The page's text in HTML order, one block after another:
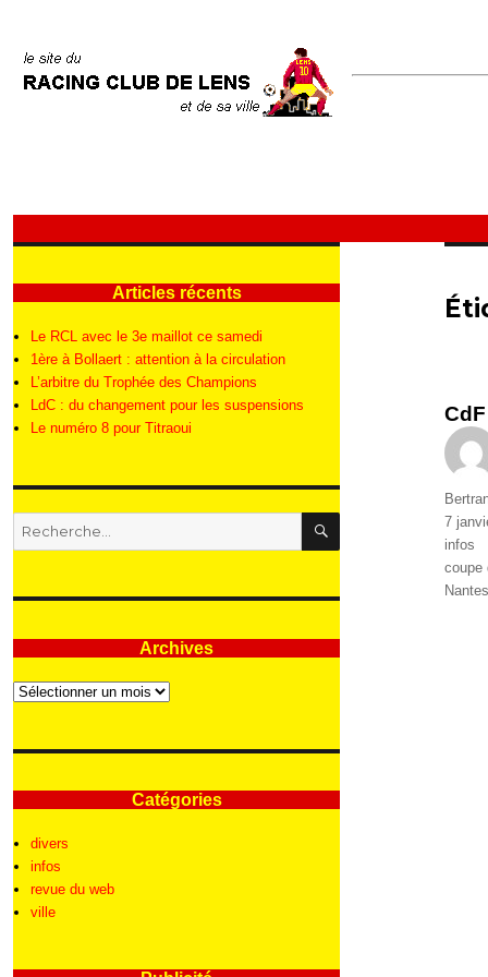
Auteur
Publié
le
7
infos
coupe
Nantes
Articles récents
Le RCL avec le 3e maillot ce samedi
1ère à Bollaert : attention à la circulation
L’arbitre du Trophée des Champions
LdC : du changement pour les suspensions
Le numéro 8 pour Titraoui
Recherche
pour
RECHERCHE
Archives
Archives
Catégories
divers
infos
revue du web
ville